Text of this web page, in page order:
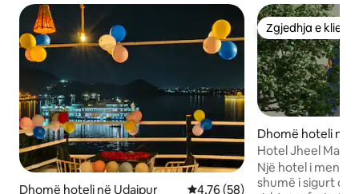
Dhomë hoteli në Udaipur Vlerësimi mesatar 4,76 nga 5,
4,76 (58)
Zgjedhja e
Zgjedhja e
Dhomë hoteli në
Hotel Jheel
Një hotel i
shumë i sigurt